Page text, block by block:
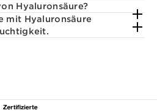
Hyaluronsäure?
mit Hyaluronsäure